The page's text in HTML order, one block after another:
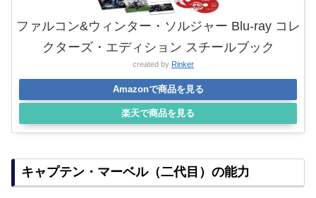
ファルコン&ウィンター・ソルジャー Blu-ray コレ
クターズ・エディション スチールブック
created by Rinker
Amazonで商品を見る
楽天で商品を見る
キャプテン・マーベル（二代目）の能力